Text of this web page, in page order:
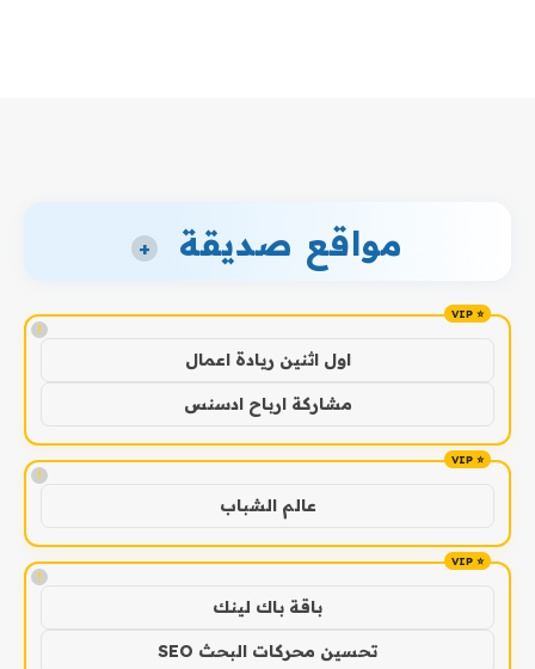
مواقع صديقة +
!
اول اثنين ريادة اعمال
مشاركة ارباح ادسنس
!
عالم الشباب
!
باقة باك لينك
تحسين محركات البحث SEO